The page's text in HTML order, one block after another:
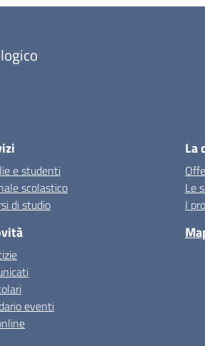
e studenti
scolastico
di studio
eventi
La
Le
I